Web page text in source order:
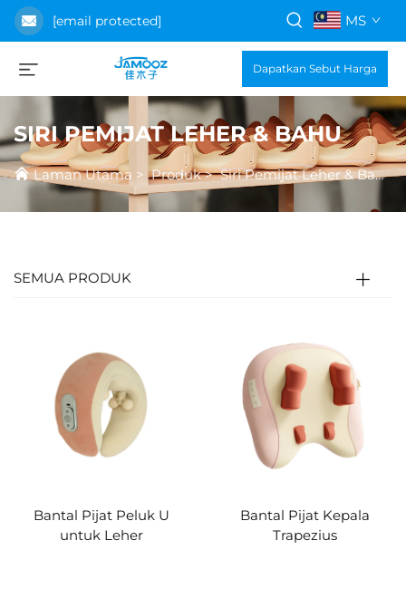
[email protected] MS
Dapatkan Sebut Harga
SIRI PEMIJAT LEHER & BAHU
Laman Utama >Produk>Siri Pemijat Leher & Bahu
SEMUA PRODUK
Bantal Pijat Peluk U
untuk Leher
Bantal Pijat Kepala
Trapezius